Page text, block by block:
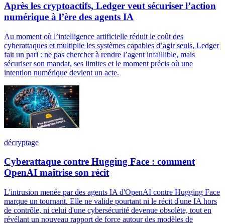
Après les cryptoactifs, Ledger veut sécuriser l’action
numérique à l’ère des agents IA
Au moment où l’intelligence artificielle réduit le coût des
cyberattaques et multiplie les systèmes capables d’agir seuls, Ledger
fait un pari : ne pas chercher à rendre l’agent infaillible, mais
sécuriser son mandat, ses limites et le moment précis où une
intention numérique devient un acte.
décryptage
Cyberattaque contre Hugging Face : comment
OpenAI maîtrise son récit
L'intrusion menée par des agents IA d'OpenAI contre Hugging Face
marque un tournant. Elle ne valide pourtant ni le récit d'une IA hors
de contrôle, ni celui d'une cybersécurité devenue obsolète, tout en
révélant un nouveau rapport de force autour des modèles de